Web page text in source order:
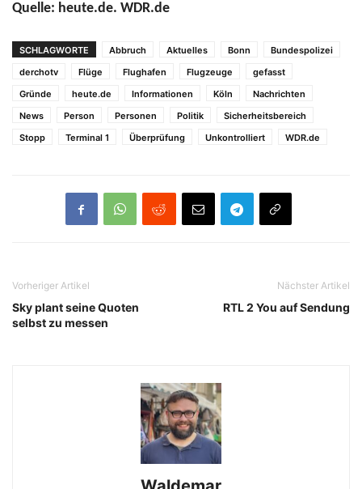
Quelle: heute.de. WDR.de
SCHLAGWORTE Abbruch Aktuelles Bonn
Bundespolizei
derchotv
Flüge Flughafen Flugzeuge
gefasst
Gründe
heute.de Informationen Köln
Nachrichten
News
Person Personen Politik
Sicherheitsbereich
Stopp
Terminal 1 Überprüfung Unkontrolliert WDR.de
Vorheriger Artikel
Sky plant seine Quoten
selbst zu messen
Nächster Artikel
RTL 2 You auf Sendung